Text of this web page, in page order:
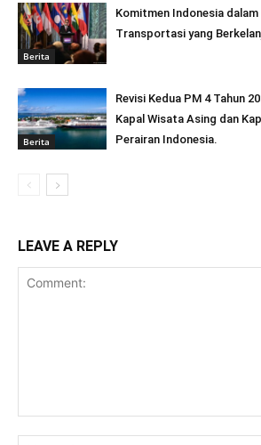
Berita
Komitmen Indonesia
Transportasi yang
Berita
Revisi Kedua PM 4 Tahun
Kapal Wisata Asing dan
Perairan Indonesia.
LEAVE A REPLY